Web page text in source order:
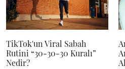
TikTok'un Viral Sabah
Rutini “30-30-30 Kuralı”
Nedir?